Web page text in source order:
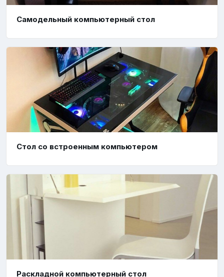
Самодельный компьютерный стол
Стол со встроенным компьютером
Раскладной компьютерный стол